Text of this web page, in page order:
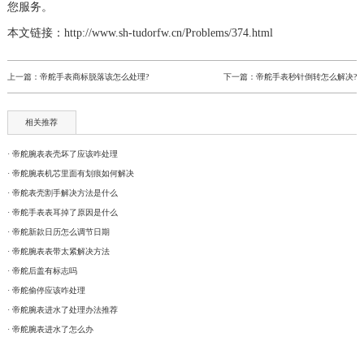
您服务。
本文链接：http://www.sh-tudorfw.cn/Problems/374.html
上一篇： 帝舵手表商标脱落该怎么处理? 下一篇：帝舵手表秒针倒转怎么解决?
相关推荐
· 帝舵腕表表壳坏了应该咋处理
· 帝舵腕表机芯里面有划痕如何解决
· 帝舵表壳割手解决方法是什么
· 帝舵手表表耳掉了原因是什么
· 帝舵新款日历怎么调节日期
· 帝舵腕表表带太紧解决方法
· 帝舵后盖有标志吗
· 帝舵偷停应该咋处理
· 帝舵腕表进水了处理办法推荐
· 帝舵腕表进水了怎么办